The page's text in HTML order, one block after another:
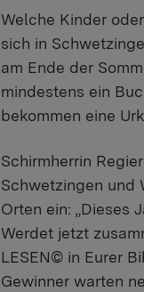
Welche Kinder
sich in
am Ende der
mindestens ein
bekommen eine
Schirmherrin
Schwetzingen und
Orten ein: „Dieses
Werdet jetzt
LESEN© in Eurer
Gewinner warten